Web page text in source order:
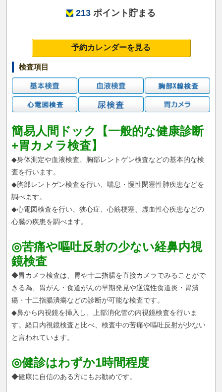
213ポイント貯まる
予約カレンダーを見る
検査項目
簡易人間ドック【一般的な健康診断
+胃カメラ検査】
◆身体測定や血液検査、胸部レントゲン検査などの基本的な検
査を行います。
◆胸部レントゲン検査を行い、喘息・慢性閉塞性肺疾患などを
調べます。
◆心電図検査を行い、狭心症、心筋梗塞、虚血性心疾患などの
心臓の疾患を調べます。
◎苦痛や嘔吐反射の少ない経鼻内視
鏡検査
◆胃カメラ検査は、胃や十二指腸を直接カメラでみることがで
きる為、胃がん・食道がんの早期発見や逆流性食道炎・胃潰
瘍・十二指腸潰瘍などの診断が可能な検査です。
◆鼻から内視鏡を挿入し、上部消化管の内視鏡検査を行いま
す。経口内視鏡検査と比べ、検査中の苦痛や嘔吐反射が少ない
と言われています。
◎健診はわずか1時間程度
◆健康に自信のある方にもお勧めです。